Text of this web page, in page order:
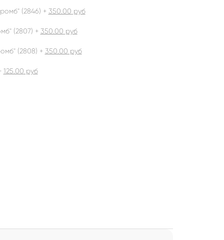
(2846) + 350.00 руб
(2807) + 350.00 руб
(2808) + 350.00 руб
125.00 руб